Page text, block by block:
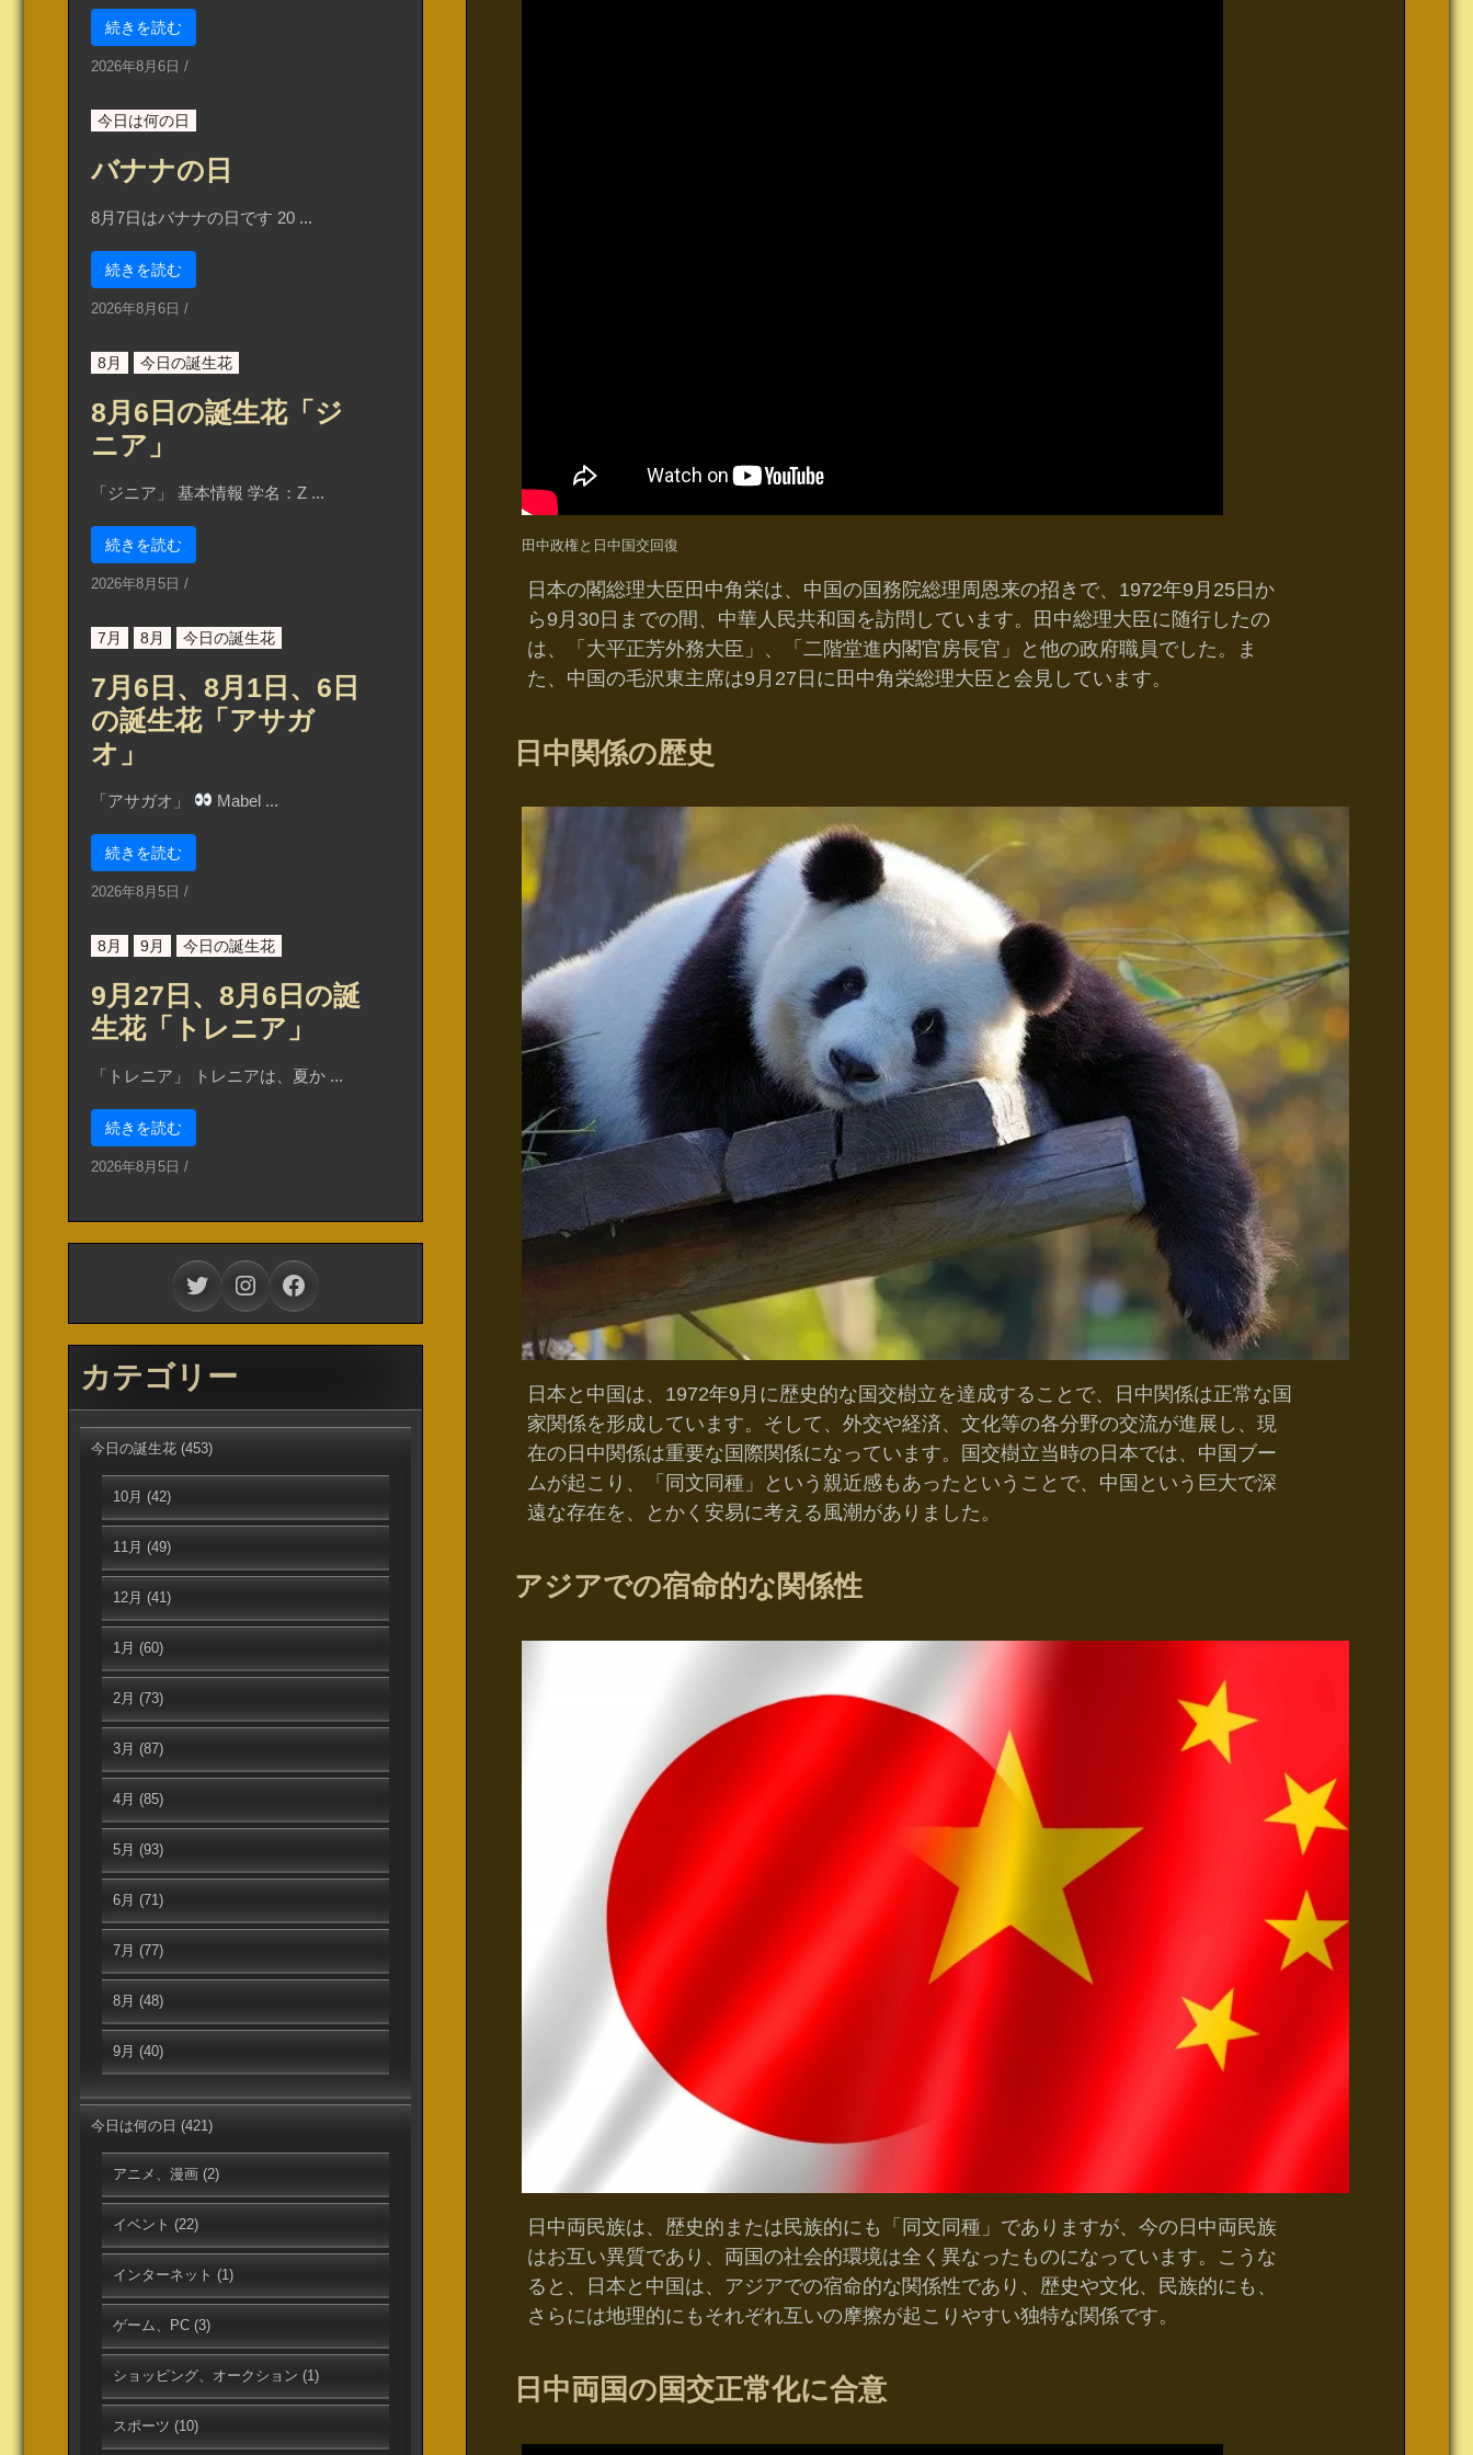
田中政権と日中国交回復
日本の閣総理大臣田中角栄は、中国の国務院総理周恩来の招きで、1972年9月25日か
ら9月30日までの間、中華人民共和国を訪問しています。田中総理大臣に随行したの
は、「大平正芳外務大臣」、「二階堂進内閣官房長官」と他の政府職員でした。ま
た、中国の毛沢東主席は9月27日に田中角栄総理大臣と会見しています。
日中関係の歴史
日本と中国は、1972年9月に歴史的な国交樹立を達成することで、日中関係は正常な国
家関係を形成しています。そして、外交や経済、文化等の各分野の交流が進展し、現
在の日中関係は重要な国際関係になっています。国交樹立当時の日本では、中国ブー
ムが起こり、「同文同種」という親近感もあったということで、中国という巨大で深
遠な存在を、とかく安易に考える風潮がありました。
アジアでの宿命的な関係性
日中両民族は、歴史的または民族的にも「同文同種」でありますが、今の日中両民族
はお互い異質であり、両国の社会的環境は全く異なったものになっています。こうな
ると、日本と中国は、アジアでの宿命的な関係性であり、歴史や文化、民族的にも、
さらには地理的にもそれぞれ互いの摩擦が起こりやすい独特な関係です。
日中両国の国交正常化に合意
続きを読む
2026年8月6日 /
今日は何の日
バナナの日
8月7日はバナナの日です 20 ...
続きを読む
2026年8月6日 /
8月 今日の誕生花
8月6日の誕生花「ジ
ニア」
「ジニア」 基本情報 学名：Z ...
続きを読む
2026年8月5日 /
7月 8月 今日の誕生花
7月6日、8月1日、6日
の誕生花「アサガ
オ」
「アサガオ」 Mabel ...
続きを読む
2026年8月5日 /
8月 9月 今日の誕生花
9月27日、8月6日の誕
生花「トレニア」
「トレニア」 トレニアは、夏か ...
続きを読む
2026年8月5日 /
TwitterInstagramFacebook
カテゴリー
今日の誕生花 (453)
10月 (42)
11月 (49)
12月 (41)
1月 (60)
2月 (73)
3月 (87)
4月 (85)
5月 (93)
6月 (71)
7月 (77)
8月 (48)
9月 (40)
今日は何の日 (421)
アニメ、漫画 (2)
イベント (22)
インターネット (1)
ゲーム、PC (3)
ショッピング、オークション (1)
スポーツ (10)